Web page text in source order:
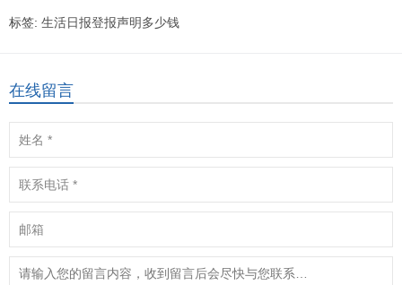
标签: 生活日报登报声明多少钱
在线留言